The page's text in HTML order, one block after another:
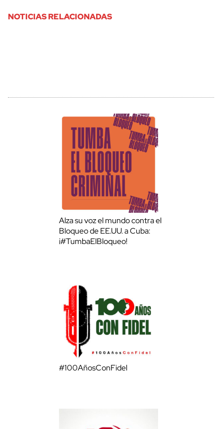
NOTICIAS RELACIONADAS
Alza su voz el mundo contra el
Bloqueo de EE.UU. a Cuba:
¡#TumbaElBloqueo!
#100AñosConFidel